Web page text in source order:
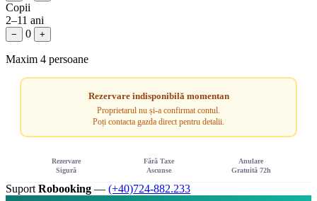
Copii
2–11 ani
− 0 +
Maxim 4 persoane
Rezervare indisponibilă momentan
Proprietarul nu și-a confirmat contul.
Poți contacta gazda direct pentru detalii.
Rezervare
Sigură
Fără Taxe
Ascunse
Anulare
Gratuită 72h
Suport Robooking — (+40)724-882.233